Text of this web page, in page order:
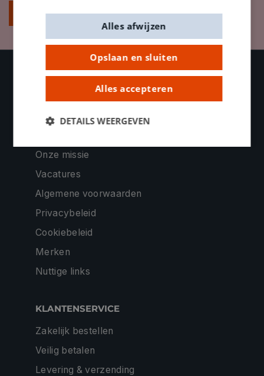
Inschrijven
OVER DE BANIER
Contacteer ons
Onze missie
Vacatures
Algemene voorwaarden
Privacybeleid
Cookiebeleid
Merken
Nuttige links
KLANTENSERVICE
Zakelijk bestellen
Veilig betalen
Levering & verzending
Opslaan en sluiten
Alles accepteren
Alles afwijzen
DETAILS WEERGEVEN